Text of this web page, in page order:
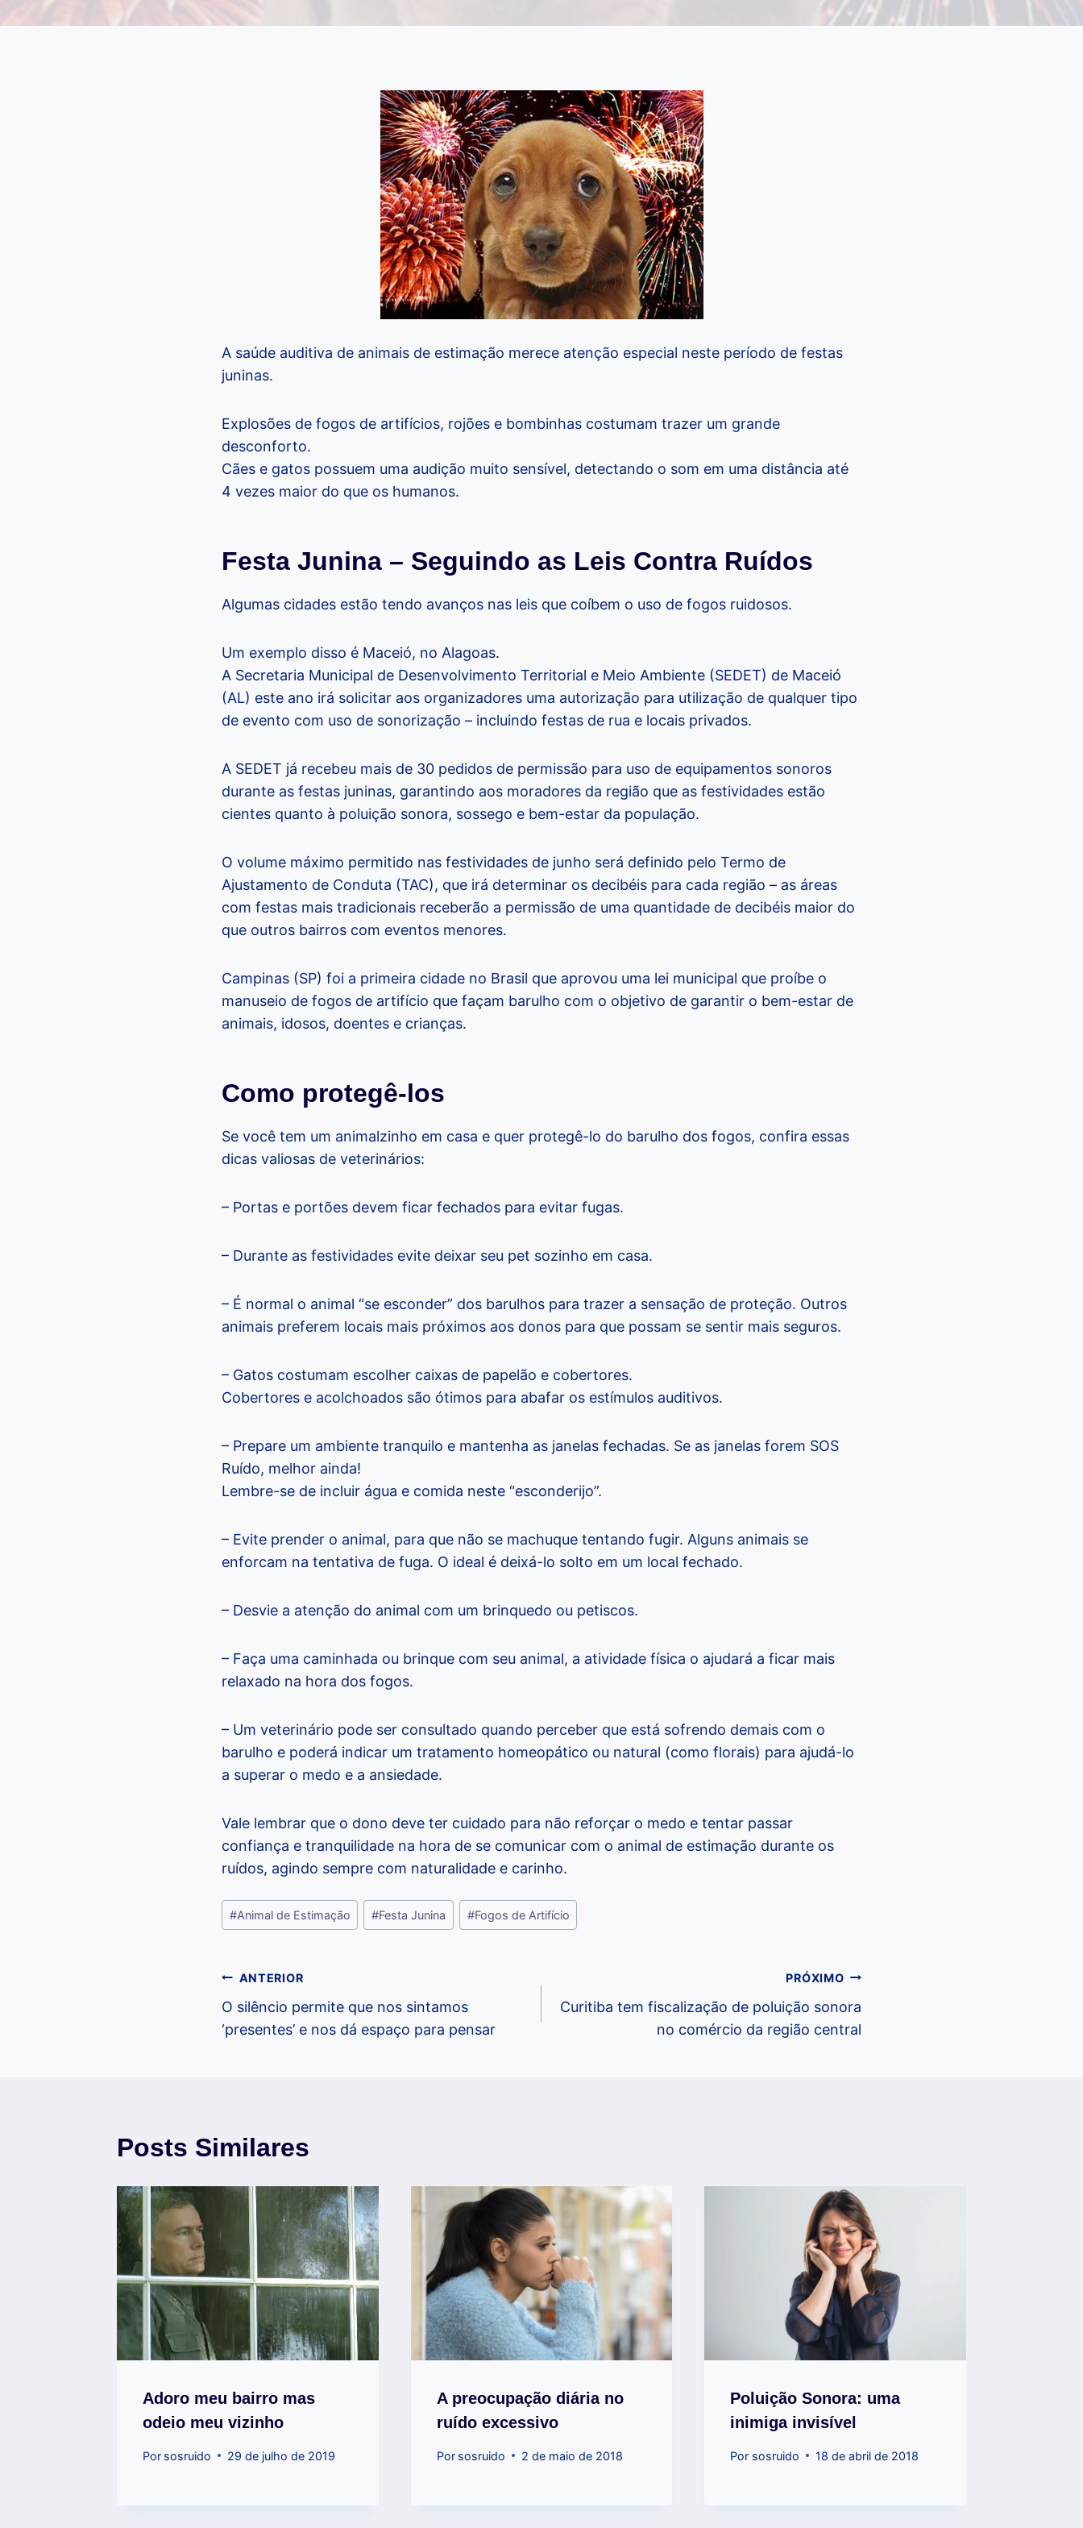
A saúde auditiva de animais de estimação merece atenção especial neste período de festas
juninas.
Explosões de fogos de artifícios, rojões e bombinhas costumam trazer um grande
desconforto.
Cães e gatos possuem uma audição muito sensível, detectando o som em uma distância até
4 vezes maior do que os humanos.
Festa Junina – Seguindo as Leis Contra Ruídos
Algumas cidades estão tendo avanços nas leis que coíbem o uso de fogos ruidosos.
Um exemplo disso é Maceió, no Alagoas.
A Secretaria Municipal de Desenvolvimento Territorial e Meio Ambiente (SEDET) de Maceió
(AL) este ano irá solicitar aos organizadores uma autorização para utilização de qualquer tipo
de evento com uso de sonorização – incluindo festas de rua e locais privados.
A SEDET já recebeu mais de 30 pedidos de permissão para uso de equipamentos sonoros
durante as festas juninas, garantindo aos moradores da região que as festividades estão
cientes quanto à poluição sonora, sossego e bem-estar da população.
O volume máximo permitido nas festividades de junho será definido pelo Termo de
Ajustamento de Conduta (TAC), que irá determinar os decibéis para cada região – as áreas
com festas mais tradicionais receberão a permissão de uma quantidade de decibéis maior do
que outros bairros com eventos menores.
Campinas (SP) foi a primeira cidade no Brasil que aprovou uma lei municipal que proíbe o
manuseio de fogos de artifício que façam barulho com o objetivo de garantir o bem-estar de
animais, idosos, doentes e crianças.
Como protegê-los
Se você tem um animalzinho em casa e quer protegê-lo do barulho dos fogos, confira essas
dicas valiosas de veterinários:
– Portas e portões devem ficar fechados para evitar fugas.
– Durante as festividades evite deixar seu pet sozinho em casa.
– É normal o animal “se esconder” dos barulhos para trazer a sensação de proteção. Outros
animais preferem locais mais próximos aos donos para que possam se sentir mais seguros.
– Gatos costumam escolher caixas de papelão e cobertores.
Cobertores e acolchoados são ótimos para abafar os estímulos auditivos.
– Prepare um ambiente tranquilo e mantenha as janelas fechadas. Se as janelas forem SOS
Ruído, melhor ainda!
Lembre-se de incluir água e comida neste “esconderijo”.
– Evite prender o animal, para que não se machuque tentando fugir. Alguns animais se
enforcam na tentativa de fuga. O ideal é deixá-lo solto em um local fechado.
– Desvie a atenção do animal com um brinquedo ou petiscos.
– Faça uma caminhada ou brinque com seu animal, a atividade física o ajudará a ficar mais
relaxado na hora dos fogos.
– Um veterinário pode ser consultado quando perceber que está sofrendo demais com o
barulho e poderá indicar um tratamento homeopático ou natural (como florais) para ajudá-lo
a superar o medo e a ansiedade.
Vale lembrar que o dono deve ter cuidado para não reforçar o medo e tentar passar
confiança e tranquilidade na hora de se comunicar com o animal de estimação durante os
ruídos, agindo sempre com naturalidade e carinho.
Tags
do
#Animal de Estimação #Festa Junina #Fogos de Artifício
Navegação
de
ANTERIOR
O silêncio permite que nos sintamos
‘presentes’ e nos dá espaço para pensar
PRÓXIMO
Curitiba tem fiscalização de poluição sonora
no comércio da região central
Posts Similares
Adoro meu bairro mas
odeio meu vizinho
Por sosruido 29 de julho de 2019
A preocupação diária no
ruído excessivo
Por sosruido 2 de maio de 2018
Poluição Sonora: uma
inimiga invisível
Por sosruido 18 de abril de 2018